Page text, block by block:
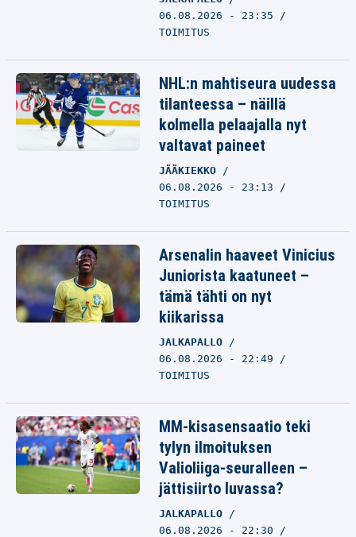
06.08.2026 - 23:35
TOIMITUS
NHL:n mahtiseura uudessa
tilanteessa – näillä
kolmella pelaajalla nyt
valtavat paineet
JÄÄKIEKKO
06.08.2026 - 23:13
TOIMITUS
Arsenalin haaveet Vinicius
Juniorista kaatuneet –
tämä tähti on nyt
kiikarissa
JALKAPALLO
06.08.2026 - 22:49
TOIMITUS
MM-kisasensaatio teki
tylyn ilmoituksen
Valioliiga-seuralleen –
jättisiirto luvassa?
JALKAPALLO
06.08.2026 - 22:30